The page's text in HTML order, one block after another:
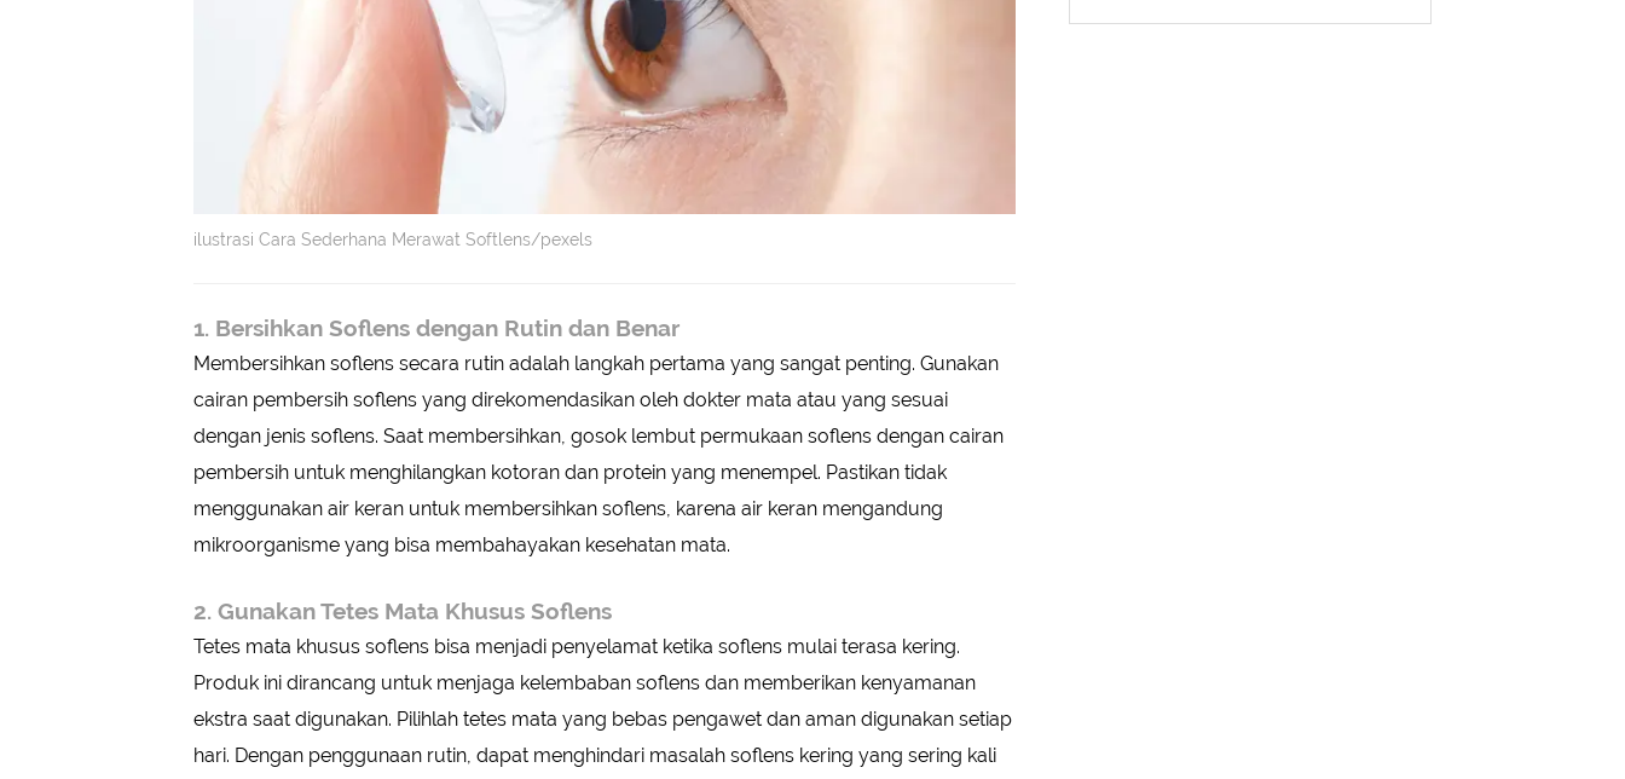
ilustrasi Cara Sederhana Merawat Softlens/pexels
1. Bersihkan Soflens dengan Rutin dan Benar
Membersihkan soflens secara rutin adalah langkah pertama yang sangat penting. Gunakan
cairan pembersih soflens yang direkomendasikan oleh dokter mata atau yang sesuai
dengan jenis soflens. Saat membersihkan, gosok lembut permukaan soflens dengan cairan
pembersih untuk menghilangkan kotoran dan protein yang menempel. Pastikan tidak
menggunakan air keran untuk membersihkan soflens, karena air keran mengandung
mikroorganisme yang bisa membahayakan kesehatan mata.
2. Gunakan Tetes Mata Khusus Soflens
Tetes mata khusus soflens bisa menjadi penyelamat ketika soflens mulai terasa kering.
Produk ini dirancang untuk menjaga kelembaban soflens dan memberikan kenyamanan
ekstra saat digunakan. Pilihlah tetes mata yang bebas pengawet dan aman digunakan setiap
hari. Dengan penggunaan rutin, dapat menghindari masalah soflens kering yang sering kali